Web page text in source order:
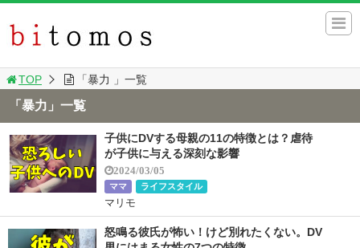
TOP 「暴力 」一覧
「暴力」一覧
子供にDVする母親の11の特徴とは？虐待
が子供に与える深刻な影響
2024/03/05
ママ ライフスタイル
マリモ
怒鳴る彼氏が怖い！けど別れたくない。DV